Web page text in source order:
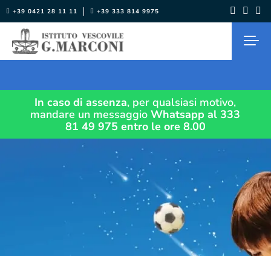
Salta
al
contenuto
+39 0421 28 11 11 +39 333 814 9975
In caso di assenza, per qualsiasi motivo,
mandare un messaggioWhatsapp al 333
81 49 975 entro le ore 8.00